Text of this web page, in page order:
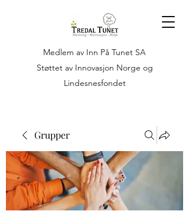
Medlem av Inn På Tunet SA
Støttet av Innovasjon Norge og
Lindesnesfondet
Grupper